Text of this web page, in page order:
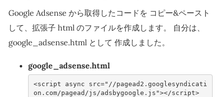
Google Adsense から取得したコードを コピー&ペースト
して、拡張子 html のファイルを作成します。 自分は、
google_adsense.html として 作成しました。
google_adsense.html
<script async src="//pagead2.googlesyndicati
on.com/pagead/js/adsbygoogle.js"></script>